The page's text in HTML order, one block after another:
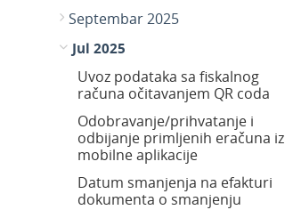
Septembar 2025
Jul 2025
Uvoz podataka sa fiskalnog
računa očitavanjem QR coda
Odobravanje/prihvatanje i
odbijanje primljenih eračuna iz
mobilne aplikacije
Datum smanjenja na efakturi
dokumenta o smanjenju